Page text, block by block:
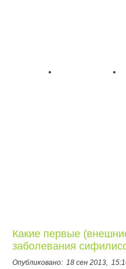
Какие первые
заболевания
Опубликовано: 18 сен 2013,